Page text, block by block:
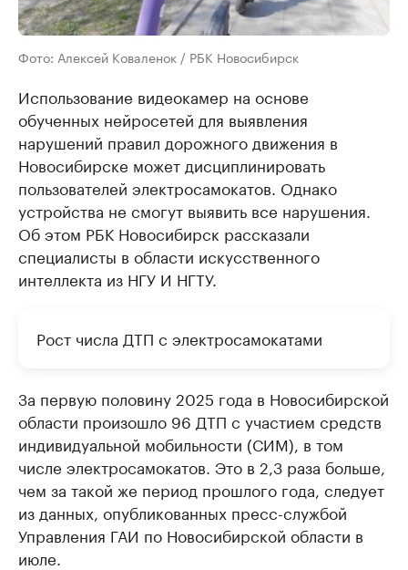
Фото: Алексей Коваленок / РБК Новосибирск
Использование видеокамер на основе
обученных нейросетей для выявления
нарушений правил дорожного движения в
Новосибирске может дисциплинировать
пользователей электросамокатов. Однако
устройства не смогут выявить все нарушения.
Об этом РБК Новосибирск рассказали
специалисты в области искусственного
интеллекта из НГУ И НГТУ.
Рост числа ДТП с электросамокатами
За первую половину 2025 года в Новосибирской
области произошло 96 ДТП с участием средств
индивидуальной мобильности (СИМ), в том
числе электросамокатов. Это в 2,3 раза больше,
чем за такой же период прошлого года, следует
из данных, опубликованных пресс-службой
Управления ГАИ по Новосибирской области в
июле.